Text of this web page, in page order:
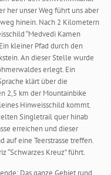
her unser Weg führt uns aber
hinein. Nach 2 Kilometern
“Medvedi Kamen
kleiner Pfad durch den
An dieser Stelle wurde
erlegt. Ein
klärt über die
2,5 km der Mountainbike
Hinweisschild kommt.
Singletrail quer hinab
erreichen und dieser
auf eine Teerstrasse treffen.
“Schwarzes Kreuz” führt.
Das ganze Gebiet rund